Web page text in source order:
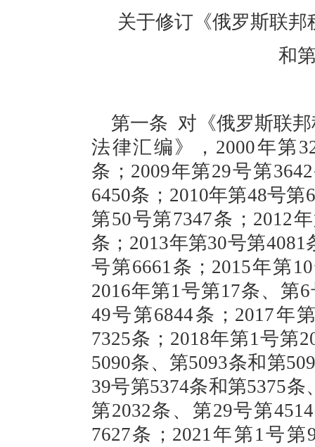
关于修订《俄罗斯联
和
第一条 对《俄罗斯联
法律汇编》， 2000年第
条；2009年第29号第
6450条；2010年第48号第
第50号第7347条；2012
条；2013年第30号第
号第6661条；2015年第
2016年第1号第17条、第
49号第6844条；2017年
7325条；2018年第1号第
5090条、第5093条和第
39号第5374条和第5375
第2032条、第29号第
7627条；2021年第1号